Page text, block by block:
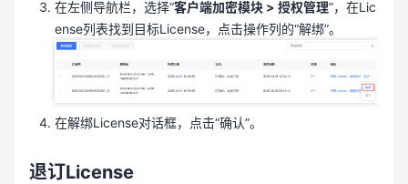
在左侧导航栏，选择“客户端加密模块 > 授权管理”，在Lic
ense列表找到目标License，点击操作列的“解绑”。
在解绑License对话框，点击“确认”。
退订License